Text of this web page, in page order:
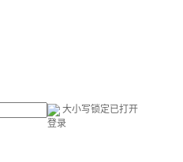
大小写锁定已打开
登录